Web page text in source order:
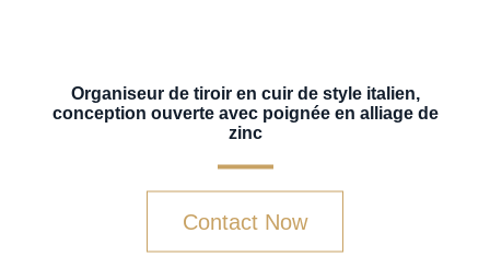
Organiseur de tiroir en cuir de style italien,
conception ouverte avec poignée en alliage de
zinc
Contact Now